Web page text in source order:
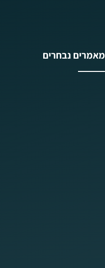
מאמרים נבחרים